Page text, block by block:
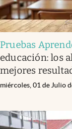
Pruebas
educación: los
mejores
miércoles, 01 de Julio